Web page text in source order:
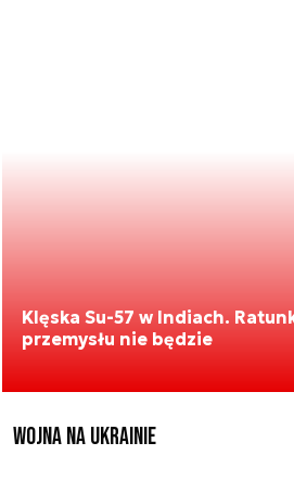
Klęska Su-57 w Indiach.
przemysłu nie będzie
Wojna na Ukrainie